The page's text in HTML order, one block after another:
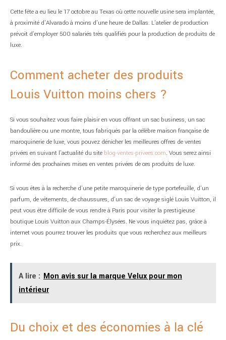
Cette fête a eu lieu le 17 octobre au Texas où cette nouvelle usine sera implantée,
à proximité d’Alvarado à moins d’une heure de Dallas. L’atelier de production
prévoit d’employer 500 salariés très qualifiés pour la production de produits de
luxe.
Comment acheter des produits
Louis Vuitton moins chers ?
Si vous souhaitez vous faire plaisir en vous offrant un sac business, un sac
bandoulière ou une montre, tous fabriqués par la célèbre maison française de
maroquinerie de luxe, vous pouvez dénicher les meilleures offres de ventes
privées en suivant l’actualité du site blog-ventes-privees.com. Vous serez ainsi
informé des prochaines mises en ventes privées de ces produits de luxe.
Si vous êtes à la recherche d’une petite maroquinerie de type portefeuille, d’un
parfum, de vêtements, de chaussures, d’un sac de voyage siglé Louis Vuitton, il
peut vous être difficile de vous rendre à Paris pour visiter la prestigieuse
boutique Louis Vuitton aux Champs-Élysées. Ne vous inquiétez pas, grâce à
internet vous pourrez trouver les produits que vous recherchez aux meilleurs
prix.
A lire : Mon avis sur la marque Velux pour mon
intérieur
Du choix et des économies à la clé